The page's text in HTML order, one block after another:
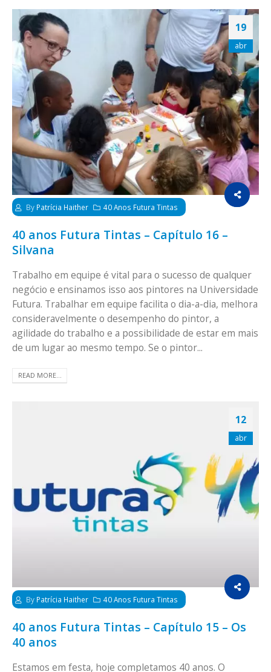
19
abr
By Patrícia Haither 40 Anos Futura Tintas
40 anos Futura Tintas – Capítulo 16 –
Silvana
Trabalho em equipe é vital para o sucesso de qualquer
negócio e ensinamos isso aos pintores na Universidade
Futura. Trabalhar em equipe facilita o dia-a-dia, melhora
consideravelmente o desempenho do pintor, a
agilidade do trabalho e a possibilidade de estar em mais
de um lugar ao mesmo tempo. Se o pintor...
READ MORE...
12
abr
By Patrícia Haither 40 Anos Futura Tintas
40 anos Futura Tintas – Capítulo 15 – Os
40 anos
Estamos em festa, hoje completamos 40 anos. O